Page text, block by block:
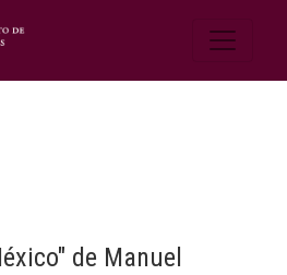
de Manuel